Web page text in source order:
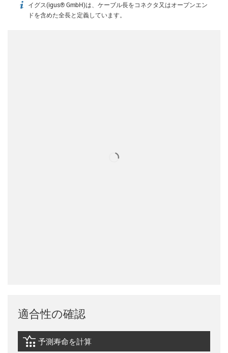
igus-icon-info
イグス(igus® GmbH)は、ケーブル長をコネクタ又はオープンエン
ドを含めた全長と定義しています。
適合性の確認
igus-icon-lebensdauerrechner
予測寿命を計算